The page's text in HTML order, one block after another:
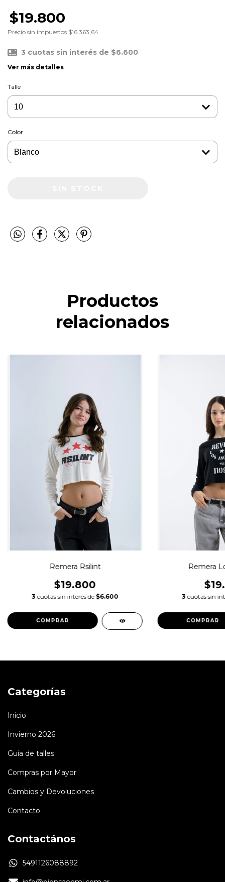
$19.800
Precio sin impuestos $16.363,64
3 cuotas sin interés de $6.600
Ver más detalles
Talle
Color
Productos
relacionados
Remera Rsilint
$19.800
3 cuotas sin interés de $6.600
COMPRAR
Remera
3 cuotas sin
COMPRAR
Categorías
Inicio
Invierno 2026
Guía de talles
Compras por Mayor
Cambios y Devoluciones
Contacto
Contactános
5491126088892